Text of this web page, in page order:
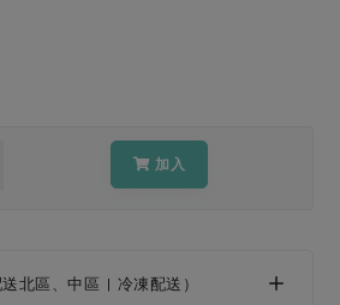
加入
送北區、中區 | 冷凍配送）